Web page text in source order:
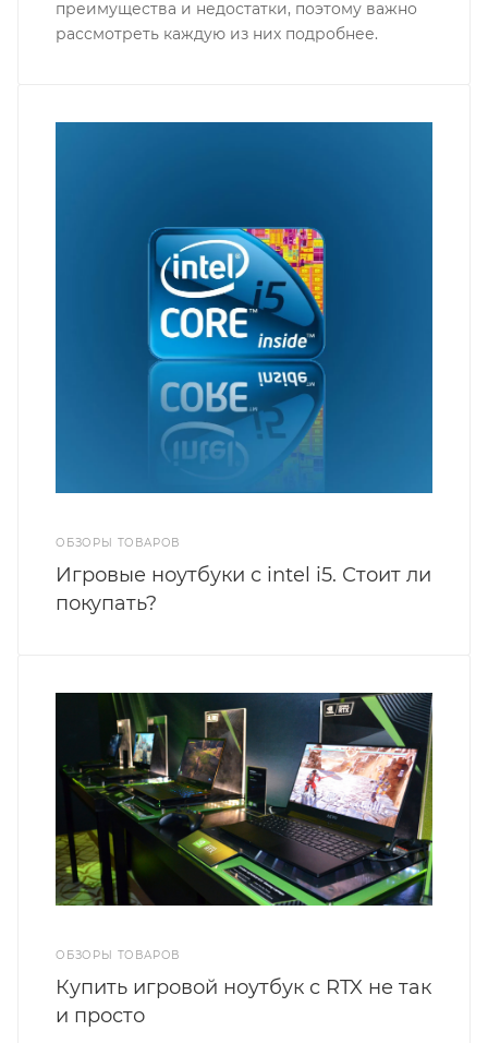
преимущества и недостатки, поэтому важно
рассмотреть каждую из них подробнее.
ОБЗОРЫ ТОВАРОВ
Игровые ноутбуки с intel i5. Стоит ли
покупать?
ОБЗОРЫ ТОВАРОВ
Купить игровой ноутбук с RTX не так
и просто